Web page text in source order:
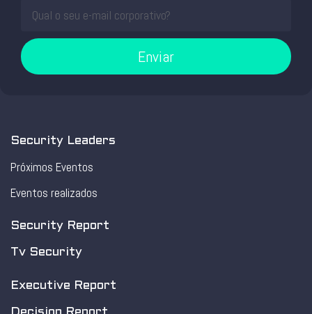
Enviar
Security Leaders
Próximos Eventos
Eventos realizados
Security Report
Tv Security
Executive Report